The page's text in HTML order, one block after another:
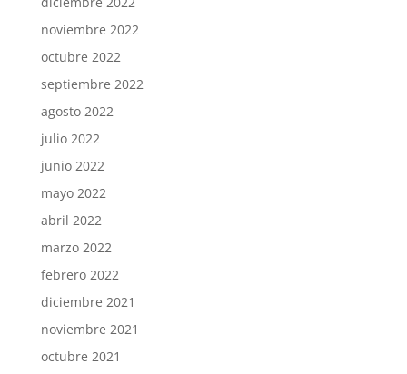
noviembre 2022
octubre 2022
septiembre 2022
agosto 2022
julio 2022
junio 2022
mayo 2022
abril 2022
marzo 2022
febrero 2022
diciembre 2021
noviembre 2021
octubre 2021